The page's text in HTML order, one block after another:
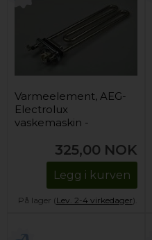
Varmeelement, AEG-
Electrolux
vaskemaskin -
NTC-sensor)325,00 NOK
Legg i kurven
På lager (Lev. 2-4 virkedager).